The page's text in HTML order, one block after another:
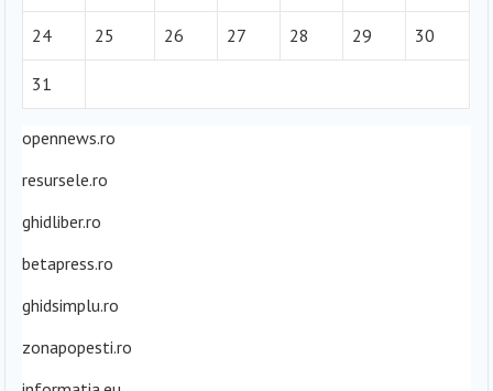
24 25 26 27 28 29 30
31
opennews.ro
resursele.ro
ghidliber.ro
betapress.ro
ghidsimplu.ro
zonapopesti.ro